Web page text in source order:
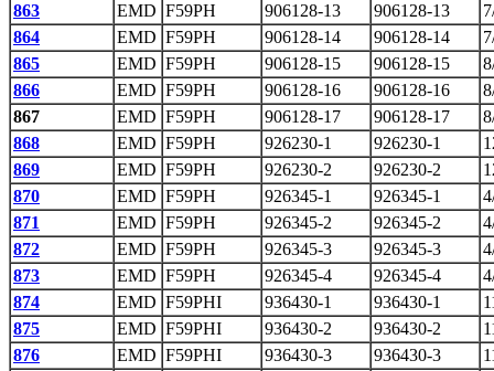
863
EMD F59PH 906128-13 906128-13
864
EMD F59PH 906128-14 906128-14
865
EMD F59PH 906128-15 906128-15
866
EMD F59PH 906128-16 906128-16
867
EMD F59PH 906128-17 906128-17
868
EMD F59PH 926230-1 926230-1
869
EMD F59PH 926230-2 926230-2
870
EMD F59PH 926345-1 926345-1
871
EMD F59PH 926345-2 926345-2
872
EMD F59PH 926345-3 926345-3
873
EMD F59PH 926345-4 926345-4
874
EMD F59PHI 936430-1 936430-1
875
EMD F59PHI 936430-2 936430-2
876
EMD F59PHI 936430-3 936430-3